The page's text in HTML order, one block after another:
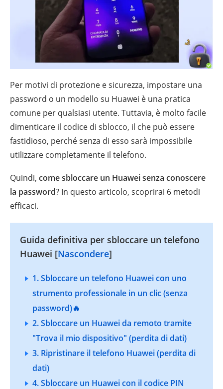
Per motivi di protezione e sicurezza, impostare una
password o un modello su Huawei è una pratica
comune per qualsiasi utente. Tuttavia, è molto facile
dimenticare il codice di sblocco, il che può essere
fastidioso, perché senza di esso sarà impossibile
utilizzare completamente il telefono.
Quindi, come sbloccare un Huawei senza conoscere
la password? In questo articolo, scoprirai 6 metodi
efficaci.
Guida definitiva per sbloccare un telefono
Huawei [Nascondere]
1. Sbloccare un telefono Huawei con uno
strumento professionale in un clic (senza
password)🔥
2. Sbloccare un Huawei da remoto tramite
"Trova il mio dispositivo" (perdita di dati)
3. Ripristinare il telefono Huawei (perdita di
dati)
4. Sbloccare un Huawei con il codice PIN